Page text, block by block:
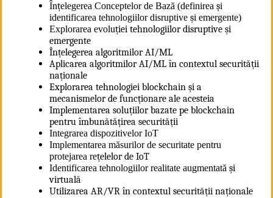
Înțelegerea Conceptelor de Bază (definirea și
identificarea tehnologiilor disruptive și emergente)
Explorarea evoluției tehnologiilor disruptive și
emergente
Înțelegerea algoritmilor AI/ML
Aplicarea algoritmilor AI/ML în contextul securității
naționale
Explorarea tehnologiei blockchain și a
mecanismelor de funcționare ale acesteia
Implementarea soluțiilor bazate pe blockchain
pentru îmbunătățirea securității
Integrarea dispozitivelor IoT
Implementarea măsurilor de securitate pentru
protejarea rețelelor de IoT
Identificarea tehnologiilor realitate augmentată și
virtuală
Utilizarea AR/VR în contextul securității naționale